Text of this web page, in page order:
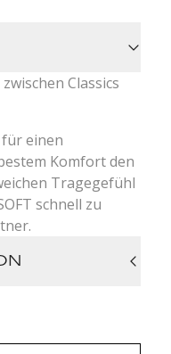
Classics
einen
Komfort den
Tragegefühl
schnell zu
und